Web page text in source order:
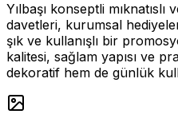
Yılbaşı konseptli
davetleri, kurumsal
şık ve kullanışlı bir
kalitesi, sağlam yapısı ve
dekoratif hem de günlük